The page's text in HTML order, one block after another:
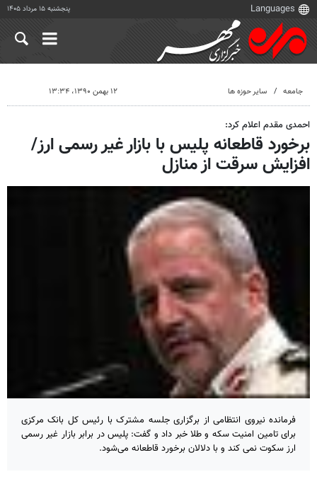
پنجشنبه ۱۵ مرداد ۱۴۰۵
جامعه سایر حوزه ها ۱۲ بهمن ۱۳۹۰، ۱۳:۳۴
احمدی مقدم اعلام کرد:
برخورد قاطعانه پلیس با بازار غیر رسمی ارز/
افزایش سرقت از منازل
فرمانده نیروی انتظامی از برگزاری جلسه مشترک با رئیس کل بانک مرکزی
برای تامین امنیت سکه و طلا خبر داد و گفت: پلیس در برابر بازار غیر رسمی
ارز سکوت نمی کند و با دلالان برخورد قاطعانه می‌شود.